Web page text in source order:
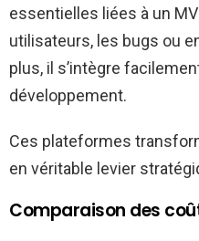
essentielles liées à un
utilisateurs, les bugs ou
plus, il s’intègre
développement.
Ces plateformes
en véritable levier
Comparaison des